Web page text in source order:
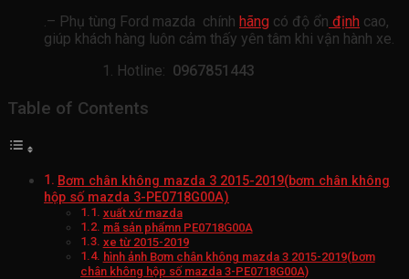
.– Phụ tùng Ford mazda chính hãng có độ ổn định cao,
giúp khách hàng luôn cảm thấy yên tâm khi vận hành xe.
Hotline: 0967851443
Table of Contents
Bơm chân không mazda 3 2015-2019(bơm chân không
hộp số mazda 3-PE0718G00A)
xuất xứ mazda
mã sản phẩmn PE0718G00A
xe từ 2015-2019
hình ảnh Bơm chân không mazda 3 2015-2019(bơm
chân không hộp số mazda 3-PE0718G00A)